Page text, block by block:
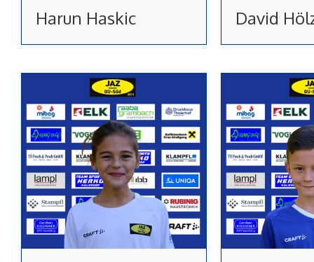
Harun Haskic David